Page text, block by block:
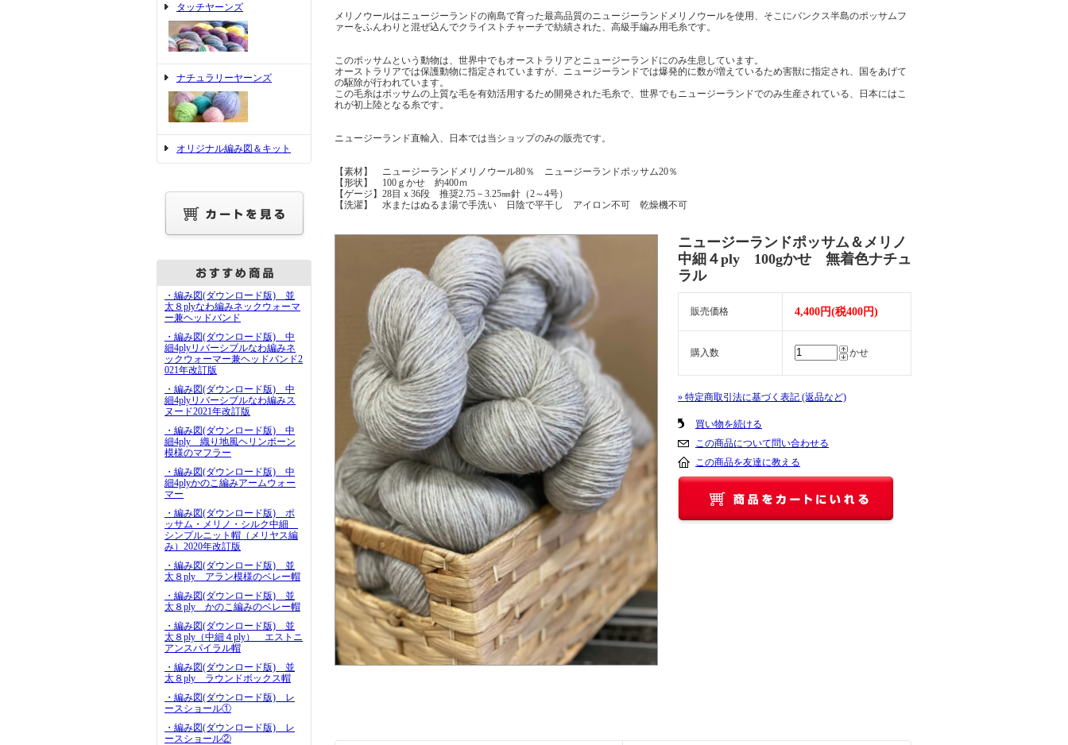
タッチヤーンズ
ナチュラリーヤーンズ
オリジナル編み図＆キット
・編み図(ダウンロード版) 並
太８plyなわ編みネックウォーマ
ー兼ヘッドバンド
・編み図(ダウンロード版) 中
細4plyリバーシブルなわ編みネ
ックウォーマー兼ヘッドバンド2
021年改訂版
・編み図(ダウンロード版) 中
細4plyリバーシブルなわ編みス
ヌード2021年改訂版
・編み図(ダウンロード版) 中
細4ply 織り地風ヘリンボーン
模様のマフラー
・編み図(ダウンロード版) 中
細4plyかのこ編みアームウォー
マー
・編み図(ダウンロード版) ポ
ッサム・メリノ・シルク中細
シンプルニット帽（メリヤス編
み）2020年改訂版
・編み図(ダウンロード版) 並
太８ply アラン模様のベレー帽
・編み図(ダウンロード版) 並
太８ply かのこ編みのベレー帽
・編み図(ダウンロード版) 並
太８ply（中細４ply） エストニ
アンスパイラル帽
・編み図(ダウンロード版) 並
太８ply ラウンドボックス帽
・編み図(ダウンロード版) レ
ースショール①
・編み図(ダウンロード版) レ
ースショール②
メリノウールはニュージーランドの南島で育った最高品質のニュージーランドメリノウールを使用、そこにバンクス半島のポッサムフ
ァーをふんわりと混ぜ込んでクライストチャーチで紡績された、高級手編み用毛糸です。
このポッサムという動物は、世界中でもオーストラリアとニュージーランドにのみ生息しています。
オーストラリアでは保護動物に指定されていますが、ニュージーランドでは爆発的に数が増えているため害獣に指定され、国をあげて
の駆除が行われています。
この毛糸はポッサムの上質な毛を有効活用するため開発された毛糸で、世界でもニュージーランドでのみ生産されている、日本にはこ
れが初上陸となる糸です。
ニュージーランド直輸入、日本では当ショップのみの販売です。
【素材】 ニュージーランドメリノウール80％ ニュージーランドポッサム20％
【形状】 100ｇかせ 約400ｍ
【ゲージ】28目ｘ36段 推奨2.75－3.25㎜針（2～4号）
【洗濯】 水またはぬるま湯で手洗い 日陰で平干し アイロン不可 乾燥機不可
ニュージーランドポッサム＆メリノ
中細４ply 100gかせ 無着色ナチュ
ラル
販売価格 4,400円(税400円)
購入数 かせ
» 特定商取引法に基づく表記 (返品など)
買い物を続ける
この商品について問い合わせる
この商品を友達に教える